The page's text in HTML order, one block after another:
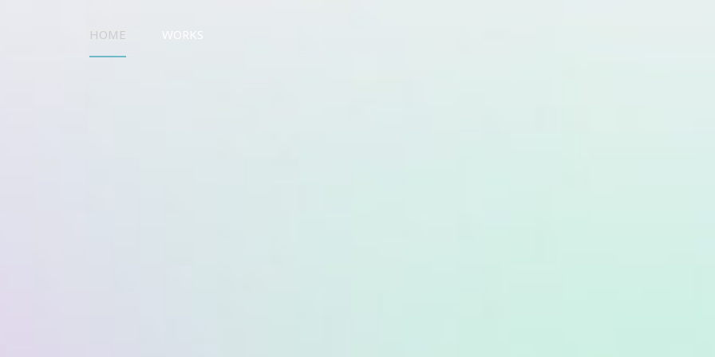
UO WORKS ウオワークス
HOME WORKS